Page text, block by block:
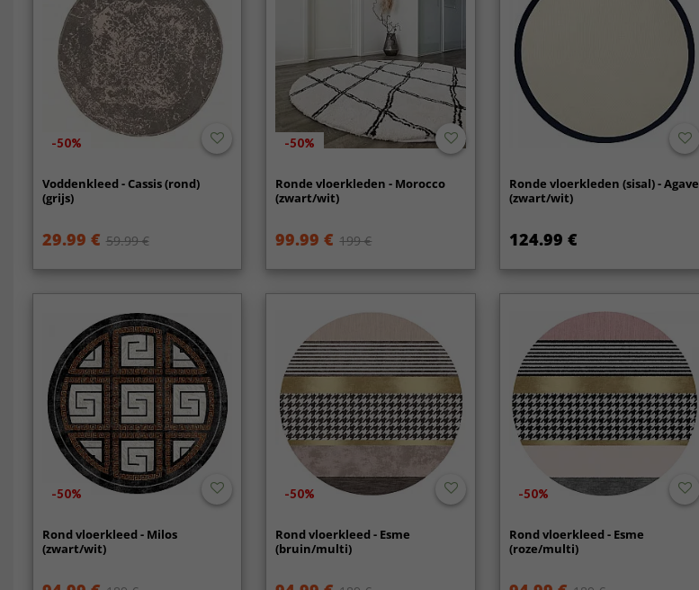
-50%
Voddenkleed - Cassis (rond)
(grijs)
29.99 € 59.99 €
-50%
Ronde vloerkleden - Morocco
(zwart/wit)
99.99 € 199 €
Ronde vloerkleden (sisal) - Agave
(zwart/wit)
124.99 €
-50%
Rond vloerkleed - Milos
(zwart/wit)
-50%
Rond vloerkleed - Esme
(bruin/multi)
-50%
Rond vloerkleed - Esme
(roze/multi)